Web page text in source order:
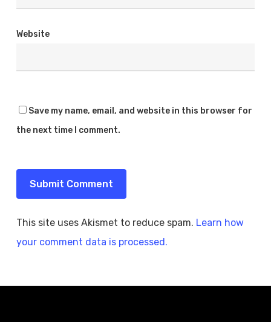
Website
Save my name, email, and website in this browser for
the next time I comment.
This site uses Akismet to reduce spam. Learn how
your comment data is processed.